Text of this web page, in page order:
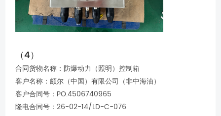
（4）
合同货物名称：防爆动力（照明）控制箱
客户名称：颇尔（中国）有限公司（非中海油）
客户合同号：PO.4506740965
隆电合同号：26-02-14/LD-C-076